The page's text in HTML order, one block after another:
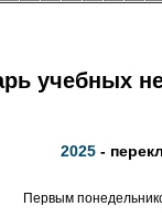
учебных
2025 -
Первым